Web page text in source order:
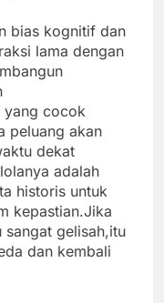
bias kognitif dan
lama dengan
yang cocok
peluang akan
dekat
adalah
historis untuk
kepastian.Jika
sangat gelisah,itu
dan kembali